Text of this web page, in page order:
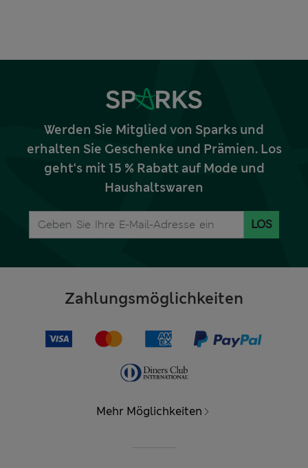
Werden Sie Mitglied von Sparks und
erhalten Sie Geschenke und Prämien. Los
geht‘s mit 15 % Rabatt auf Mode und
Haushaltswaren
LOS
Zahlungsmöglichkeiten
Mehr Möglichkeiten